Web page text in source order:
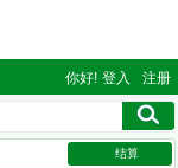
你好! 登入 注册
结算